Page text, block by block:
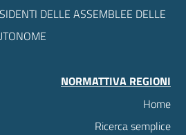
DELLE ASSEMBLEE DELLE
NORMATTIVA REGIONI
Home
Ricerca semplice